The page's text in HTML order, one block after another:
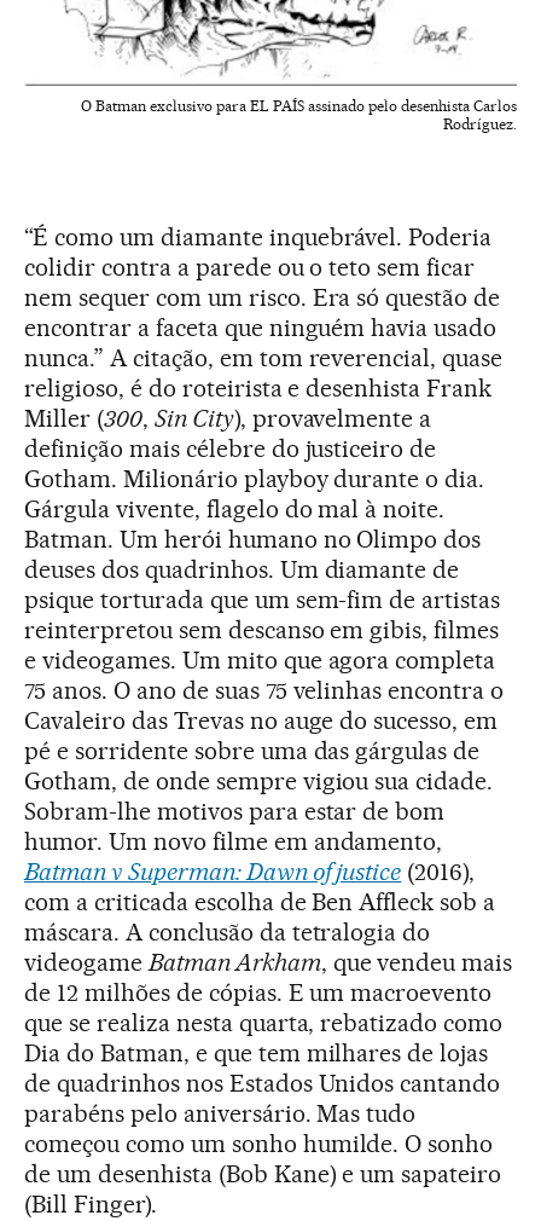
O Batman exclusivo para EL PAÍS assinado pelo desenhista Carlos
Rodríguez.
“É como um diamante inquebrável. Poderia
colidir contra a parede ou o teto sem ficar
nem sequer com um risco. Era só questão de
encontrar a faceta que ninguém havia usado
nunca.” A citação, em tom reverencial, quase
religioso, é do roteirista e desenhista Frank
Miller (300, Sin City), provavelmente a
definição mais célebre do justiceiro de
Gotham. Milionário playboy durante o dia.
Gárgula vivente, flagelo do mal à noite.
Batman. Um herói humano no Olimpo dos
deuses dos quadrinhos. Um diamante de
psique torturada que um sem-fim de artistas
reinterpretou sem descanso em gibis, filmes
e videogames. Um mito que agora completa
75 anos. O ano de suas 75 velinhas encontra o
Cavaleiro das Trevas no auge do sucesso, em
pé e sorridente sobre uma das gárgulas de
Gotham, de onde sempre vigiou sua cidade.
Sobram-lhe motivos para estar de bom
humor. Um novo filme em andamento,
Batman v Superman: Dawn of justice (2016),
com a criticada escolha de Ben Affleck sob a
máscara. A conclusão da tetralogia do
videogameBatman Arkham, que vendeu mais
de 12 milhões de cópias. E um macroevento
que se realiza nesta quarta, rebatizado como
Dia do Batman, e que tem milhares de lojas
de quadrinhos nos Estados Unidos cantando
parabéns pelo aniversário. Mas tudo
começou como um sonho humilde. O sonho
de um desenhista (Bob Kane) e um sapateiro
(Bill Finger).